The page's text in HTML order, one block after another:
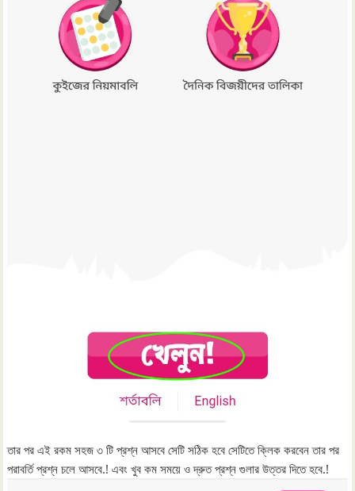
তার পর এই রকম সহজ ৩ টি প্রশ্ন আসবে সেটি সঠিক হবে সেটিতে ক্লিক করবেন তার পর
পরাবর্তি প্রশ্ন চলে আসবে.! এবং খুব কম সময়ে ও দ্রুত প্রশ্ন গুলার উত্তর দিতে হবে.!